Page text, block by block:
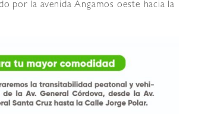
por la avenida Angamos oeste hacia la